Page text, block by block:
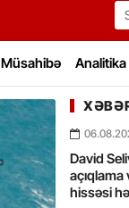
Müsahibə Analitika
David
hissəsi